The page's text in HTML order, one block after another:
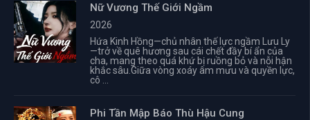
Nữ Vương Thế Giới Ngầm
2026
Hứa Kinh Hồng—chủ nhân thế lực ngầm Lưu Ly
—trở về quê hương sau cái chết đầy bí ẩn của
cha, mang theo quá khứ bị ruồng bỏ và nỗi hận
khắc sâu.Giữa vòng xoáy âm mưu và quyền lực,
cô ...
Phi Tần Mập Báo Thù Hậu Cung